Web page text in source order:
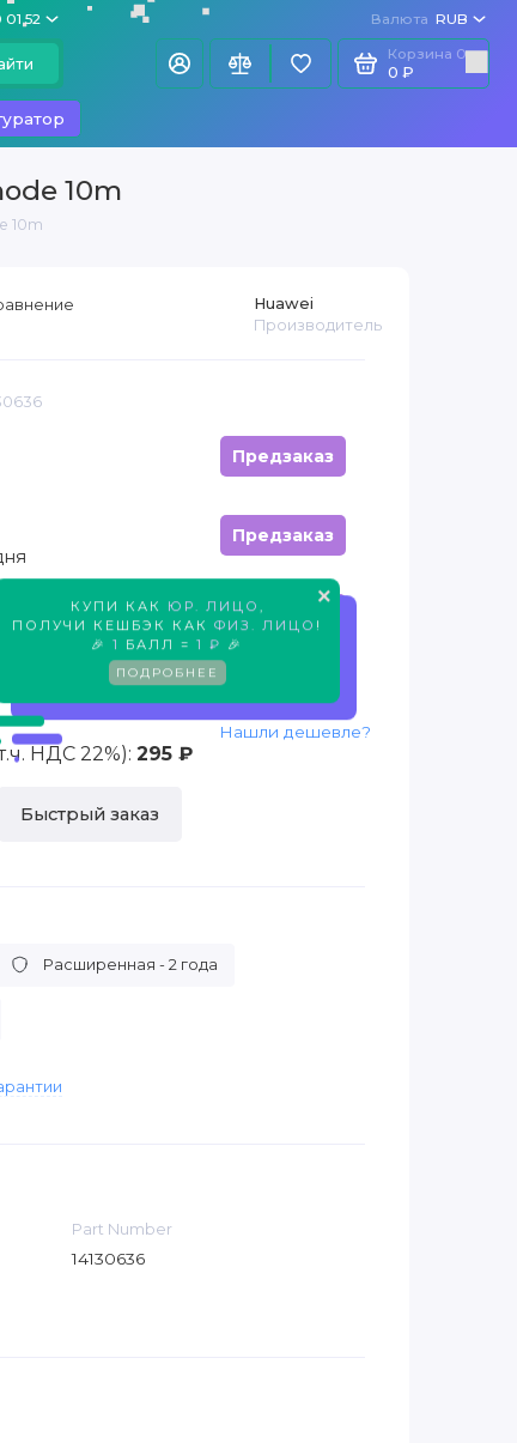
52 Валюта RUB
Корзина 0
0 ₽
10m
10m
×
КУПИ КАК ЮР. ЛИЦО
ПОЛУЧИ КЕШБЭК КАК ФИЗ. ЛИЦО !
🎉 1 БАЛЛ = 1 ₽ 🎉
ПОДРОБНЕЕ
Huawei
Производитель
Предзаказ
Предзаказ
Предзаказ
НДС 22%): 295 ₽
Быстрый заказ
Нашли дешевле?
Расширенная - 2 года
Part Number
14130636